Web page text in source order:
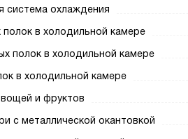
система охлаждения
полок в холодильной камере
полок в холодильной камере
в холодильной камере
и фруктов
с металлической окантовкой